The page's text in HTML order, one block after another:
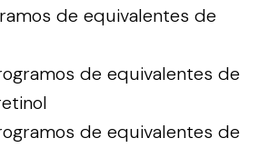
de equivalentes de
de equivalentes de
de equivalentes de